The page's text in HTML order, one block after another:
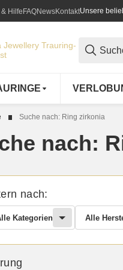
HilfeFAQNewsKontaktUnsere
Suche nach: Ring zirkonia
nach:
nach:
Kategorien Alle